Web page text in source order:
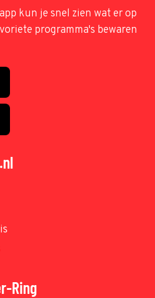
kun je snel zien wat er op
programma's bewaren
Ring